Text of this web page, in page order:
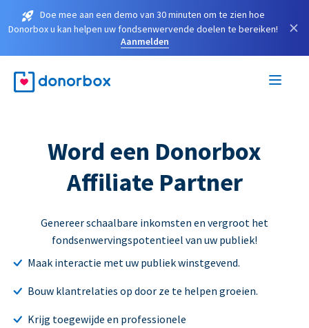
Doe mee aan een demo van 30 minuten om te zien hoe
Donorbox u kan helpen uw fondsenwervende doelen te bereiken!
Aanmelden
×
Word een Donorbox
Affiliate Partner
Genereer schaalbare inkomsten en vergroot het
fondsenwervingspotentieel van uw publiek!
Maak interactie met uw publiek winstgevend.
Bouw klantrelaties op door ze te helpen groeien.
Krijg toegewijde en professionele